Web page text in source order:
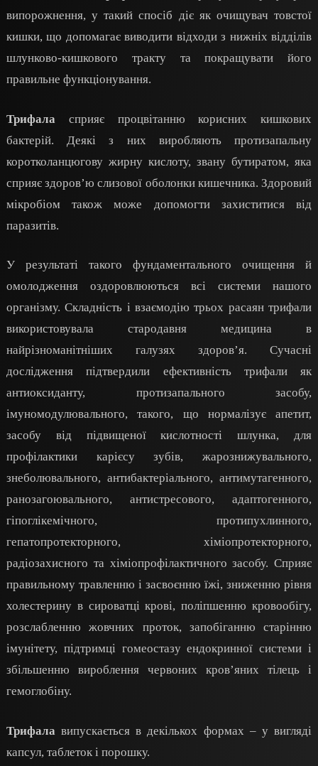
випорожнення, у такий спосіб діє як очищувач товстої
кишки, що допомагає виводити відходи з нижніх відділів
шлунково-кишкового тракту та покращувати його
правильне функціонування.
Трифала сприяє процвітанню корисних кишкових
бактерій. Деякі з них виробляють протизапальну
коротколанцюгову жирну кислоту, звану бутиратом, яка
сприяє здоров’ю слизової оболонки кишечника. Здоровий
мікробіом також може допомогти захиститися від
паразитів.
У результаті такого фундаментального очищення й
омолодження оздоровлюються всі системи нашого
організму. Складність і взаємодію трьох расаян трифали
використовувала стародавня медицина в
найрізноманітніших галузях здоров’я. Сучасні
дослідження підтвердили ефективність трифали як
антиоксиданту, протизапального засобу,
імуномодулювального, такого, що нормалізує апетит,
засобу від підвищеної кислотності шлунка, для
профілактики карієсу зубів, жарознижувального,
знеболювального, антибактеріального, антимутагенного,
ранозагоювального, антистресового, адаптогенного,
гіпоглікемічного, протипухлинного,
гепатопротекторного, хіміопротекторного,
радіозахисного та хіміопрофілактичного засобу. Сприяє
правильному травленню і засвоєнню їжі, зниженню рівня
холестерину в сироватці крові, поліпшенню кровообігу,
розслабленню жовчних проток, запобіганню старінню
імунітету, підтримці гомеостазу ендокринної системи і
збільшенню вироблення червоних кров’яних тілець і
гемоглобіну.
Трифала випускається в декількох формах – у вигляді
капсул, таблеток і порошку.